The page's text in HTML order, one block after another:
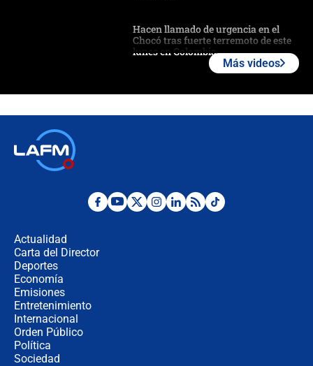
Hacen llamado de urgencia en el
Chocó tras fuerte terremoto de este
lunes en Colombia
la UNGRD tras el fuerte terremoto de
Fuerte temblor en Colombia hoy:
Más videos
Actualidad
Carta del Director
Deportes
Economía
Emisiones
Entretenimiento
Internacional
Orden Público
Política
Sociedad